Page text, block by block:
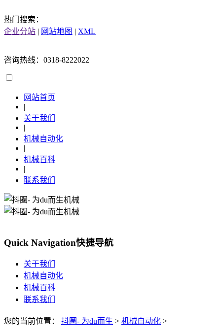
热门搜索：
企业分站 | 网站地图 | XML
咨询热线：0318-8222022
网站首页
|
关于我们
|
机械自动化
|
机械百科
|
联系我们
Quick Navigation快捷导航
关于我们
机械自动化
机械百科
联系我们
您的当前位置： 抖圈- 为du而生 > 机械自动化 >